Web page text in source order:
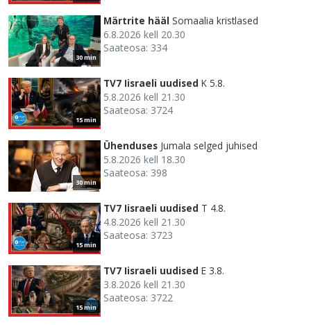
30 min
Märtrite hääl Somaalia kristlased
6.8.2026 kell 20.30
Saateosa: 334
15 min
TV7 Iisraeli uudised K 5.8.
5.8.2026 kell 21.30
Saateosa: 3724
30 min
Ühenduses Jumala selged juhised
5.8.2026 kell 18.30
Saateosa: 398
15 min
TV7 Iisraeli uudised T 4.8.
4.8.2026 kell 21.30
Saateosa: 3723
15 min
TV7 Iisraeli uudised E 3.8.
3.8.2026 kell 21.30
Saateosa: 3722